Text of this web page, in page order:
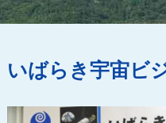
事業検索フォーム
令和5年度寄附企業一覧
令和4年度寄附企業一覧
いばらき宇宙ビ